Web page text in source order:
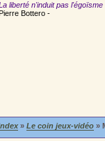
liberté n'induit pas
Bottero -
» Le coin jeux-vidéo »